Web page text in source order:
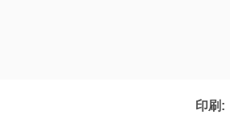
印刷: